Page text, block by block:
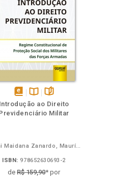
disponível
em
Disponível
na
páginas
Introdução ao Direito
Militar
Ariani Maidana Zanardo, Maurício Fariña
ISBN: 978652630693-2
deR$ 159,90* por